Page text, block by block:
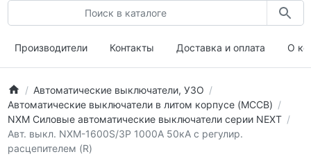
Производители Контакты Доставка и оплата О
Автоматические выключатели, УЗО
Автоматические выключатели в литом корпусе (MCCB)
NXM Силовые автоматические выключатели серии NEXT
Авт. выкл. NXM-1600S/3P 1000А 50кА с регулир.
расцепителем (R)